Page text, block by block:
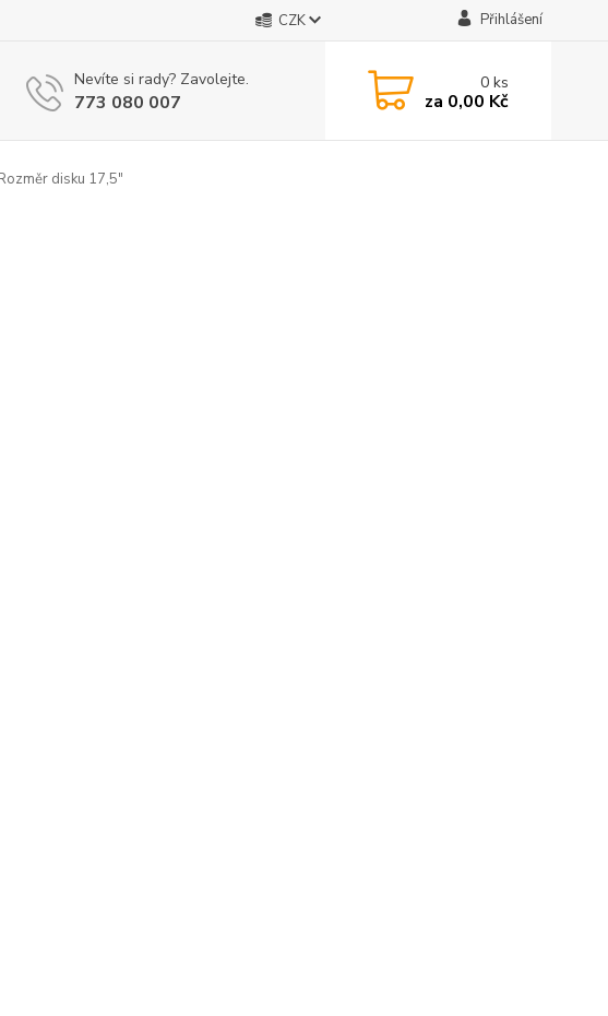
CZK Přihlášení
Nevíte si rady? Zavolejte.
773 080 007
0ks
za 0,00 Kč
disku 17,5"